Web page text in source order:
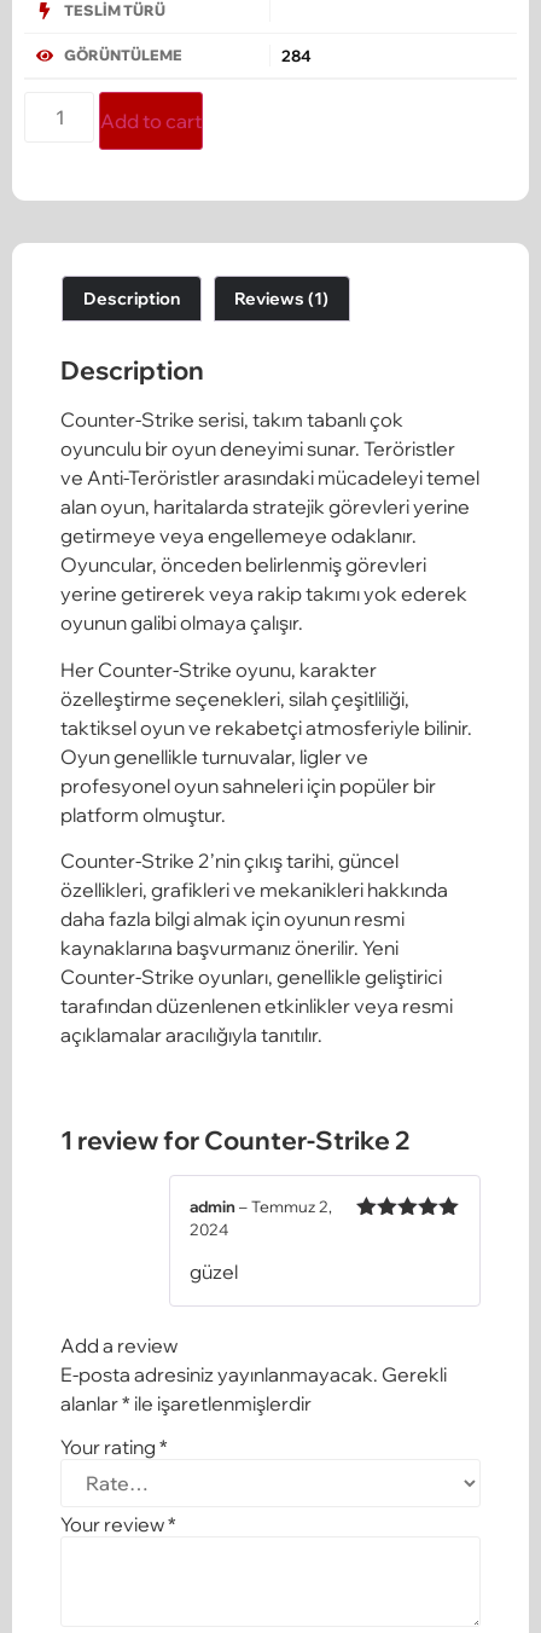
TESLIM TÜRÜ
GÖRÜNTÜLEME 284
Add to cart
Description Reviews (1)
Description
Counter-Strike serisi, takım tabanlı çok
oyunculu bir oyun deneyimi sunar. Teröristler
ve Anti-Teröristler arasındaki mücadeleyi temel
alan oyun, haritalarda stratejik görevleri yerine
getirmeye veya engellemeye odaklanır.
Oyuncular, önceden belirlenmiş görevleri
yerine getirerek veya rakip takımı yok ederek
oyunun galibi olmaya çalışır.
Her Counter-Strike oyunu, karakter
özelleştirme seçenekleri, silah çeşitliliği,
taktiksel oyun ve rekabetçi atmosferiyle bilinir.
Oyun genellikle turnuvalar, ligler ve
profesyonel oyun sahneleri için popüler bir
platform olmuştur.
Counter-Strike 2’nin çıkış tarihi, güncel
özellikleri, grafikleri ve mekanikleri hakkında
daha fazla bilgi almak için oyunun resmi
kaynaklarına başvurmanız önerilir. Yeni
Counter-Strike oyunları, genellikle geliştirici
tarafından düzenlenen etkinlikler veya resmi
açıklamalar aracılığıyla tanıtılır.
1 review forCounter-Strike 2
admin–Temmuz 2,
2024
güzel
Add a review
E-posta adresiniz yayınlanmayacak. Gerekli
alanlar* ile işaretlenmişlerdir
Your rating *
Your review*